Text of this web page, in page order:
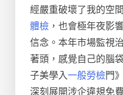
經嚴重破壞了我的空
體檢 ，也會極年夜影
信念。本年市場監視
著頭，感覺自己的腦
子美學入一般勞檢門
深刻展開涉企違規免